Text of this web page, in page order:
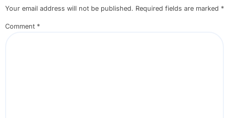
Your email address will not be published. Required fields are marked *
Comment *